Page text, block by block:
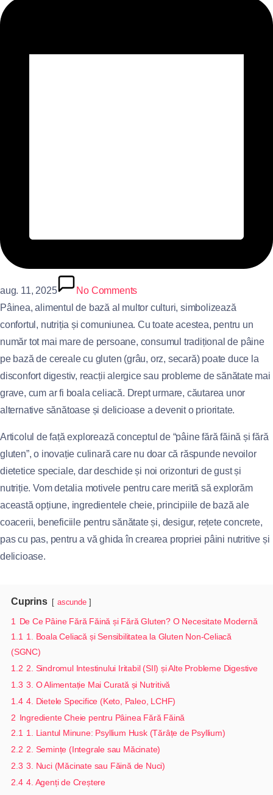
aug. 11, 2025
No Comments
Pâinea, alimentul de bază al multor culturi, simbolizează
confortul, nutriția și comuniunea. Cu toate acestea, pentru un
număr tot mai mare de persoane, consumul tradițional de pâine
pe bază de cereale cu gluten (grâu, orz, secară) poate duce la
disconfort digestiv, reacții alergice sau probleme de sănătate mai
grave, cum ar fi boala celiacă. Drept urmare, căutarea unor
alternative sănătoase și delicioase a devenit o prioritate.
Articolul de față explorează conceptul de “pâine fără făină și fără
gluten”, o inovație culinară care nu doar că răspunde nevoilor
dietetice speciale, dar deschide și noi orizonturi de gust și
nutriție. Vom detalia motivele pentru care merită să explorăm
această opțiune, ingredientele cheie, principiile de bază ale
coacerii, beneficiile pentru sănătate și, desigur, rețete concrete,
pas cu pas, pentru a vă ghida în crearea propriei pâini nutritive și
delicioase.
Cuprins ascunde
1
De Ce Pâine Fără Făină și Fără Gluten? O Necesitate Modernă
1.1 1. Boala Celiacă și Sensibilitatea la Gluten Non-Celiacă
(SGNC)
1.2 2. Sindromul Intestinului Iritabil (SII) și Alte Probleme Digestive
1.3 3. O Alimentație Mai Curată și Nutritivă
1.4 4. Dietele Specifice (Keto, Paleo, LCHF)
2 Ingrediente Cheie pentru Pâinea Fără Făină
2.1 1. Liantul Minune: Psyllium Husk (Tărâțe de Psyllium)
2.2 2. Semințe (Integrale sau Măcinate)
2.3 3. Nuci (Măcinate sau Făină de Nuci)
2.4 4. Agenți de Creștere